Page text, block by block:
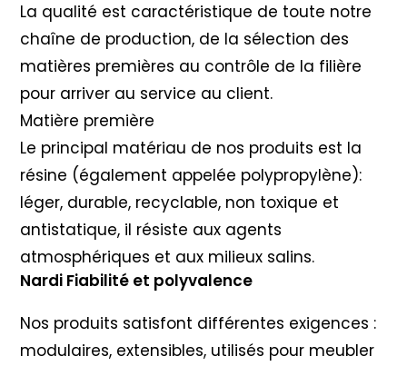
La qualité est caractéristique de toute notre
chaîne de production, de la sélection des
matières premières au contrôle de la filière
pour arriver au service au client.
Matière première
Le principal matériau de nos produits est la
résine (également appelée polypropylène):
léger, durable, recyclable, non toxique et
antistatique, il résiste aux agents
atmosphériques et aux milieux salins.
Nardi Fiabilité et polyvalence
Nos produits satisfont différentes exigences :
modulaires, extensibles, utilisés pour meubler